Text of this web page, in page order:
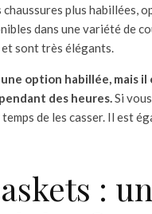
plus habillées,
dans une variété de
sont très élégants.
option habillée, mais
des heures.Si
de les casser. Il est
: